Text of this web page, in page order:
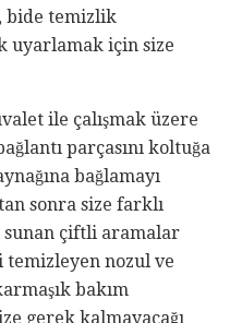
bide temizlik
uyarlamak için size
ile çalışmak üzere
parçasını koltuğa
bağlamayı
sonra size farklı
sunan çiftli aramalar
temizleyen nozul ve
bakım
gerek kalmayacağı